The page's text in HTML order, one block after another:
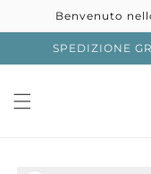
direttamente
ai contenuti
Benvenuto
SPEDIZIONE
Passa alle